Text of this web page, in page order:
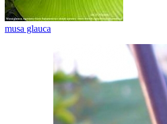
musa glauca